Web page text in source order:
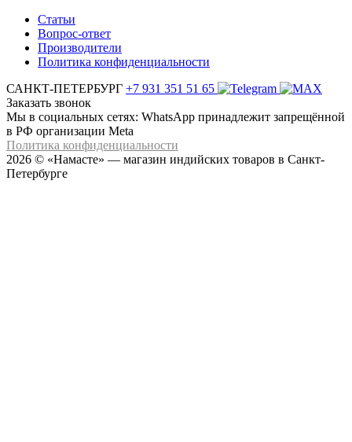
Статьи
Вопрос-ответ
Производители
Политика конфиденциальности
САНКТ-ПЕТЕРБУРГ +7 931 351 51 65
Заказать звонок
Мы в социальных сетях: WhatsApp принадлежит запрещённой
в РФ организации Meta
Политика конфиденциальности
2026 © «Намасте» — магазин индийских товаров в Санкт-
Петербурге